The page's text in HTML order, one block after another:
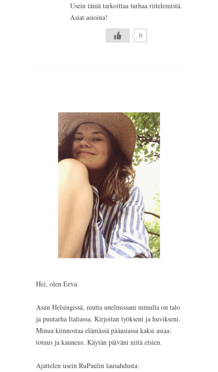
Usein tämä tarkoittaa turhaa riitelemistä.
Asiat asioina!
0
Hei, olen Eeva.
Asun Helsingissä, mutta unelmissani minulla on talo
ja puutarha Italiassa. Kirjoitan työkseni ja huvikseni.
Minua kiinnostaa elämässä pääasiassa kaksi asiaa:
totuus ja kauneus. Käytän päiväni niitä etsien.
Ajattelen usein RuPaulin lausahdusta: